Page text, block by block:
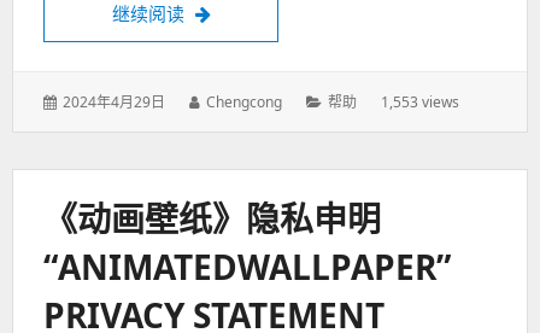
继续阅读 《动画壁纸》使用说明
发
2024年4月29日
作
Chengcong
分
帮助 1,553 views
《动画壁纸》隐私申明
“ANIMATEDWALLPAPER”
PRIVACY STATEMENT